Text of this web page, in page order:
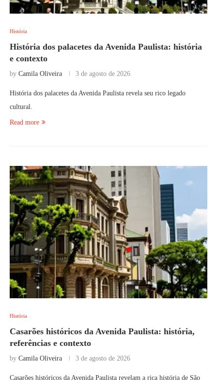
História
História dos palacetes da Avenida Paulista: história
e contexto
by Camila Oliveira 3 de agosto de 2026
História dos palacetes da Avenida Paulista revela seu rico legado
cultural.
Read more
História
Casarões históricos da Avenida Paulista: história,
referências e contexto
by Camila Oliveira 3 de agosto de 2026
Casarões históricos da Avenida Paulista revelam a rica história de São